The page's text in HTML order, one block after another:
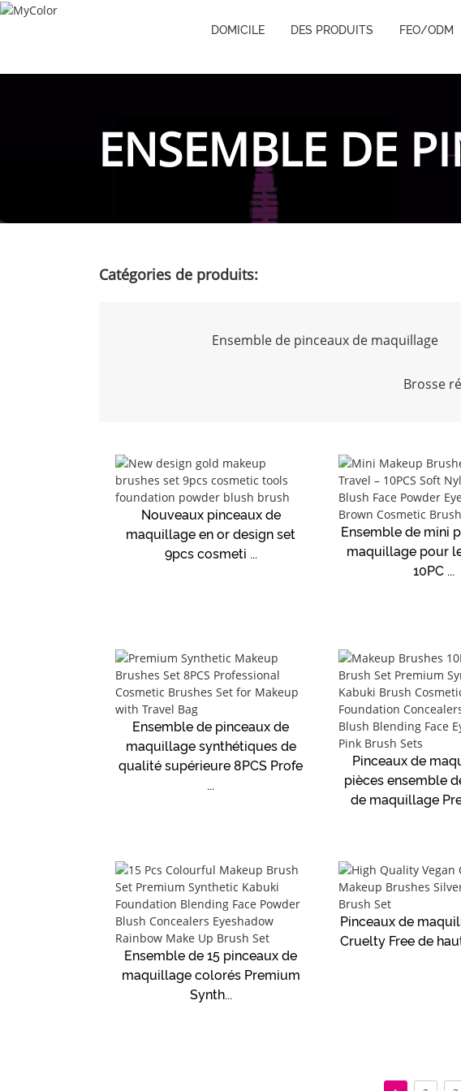
DOMICILE DES PRODUITS FEO/ODM
ENSEMBLE DE
Catégories de produits:
Ensemble de pinceaux de maquillage
Brosse
Nouveaux pinceaux de
maquillage en or design set
9pcs cosmeti ...
Ensemble de mini
maquillage pour
10PC ...
Ensemble de pinceaux de
maquillage synthétiques de
qualité supérieure 8PCS Profe
...
Pinceaux de
pièces ensemble
de maquillage
Ensemble de 15 pinceaux de
maquillage colorés Premium
Synth...
Pinceaux de
Cruelty Free de